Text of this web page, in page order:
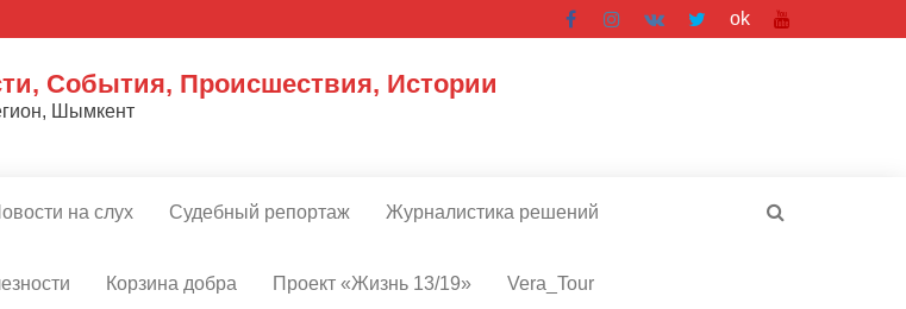
ok
События, Происшествия, Истории
Шымкент
на слух Судебный репортаж Журналистика решений
Корзина добра Проект «Жизнь 13/19» Vera_Tour